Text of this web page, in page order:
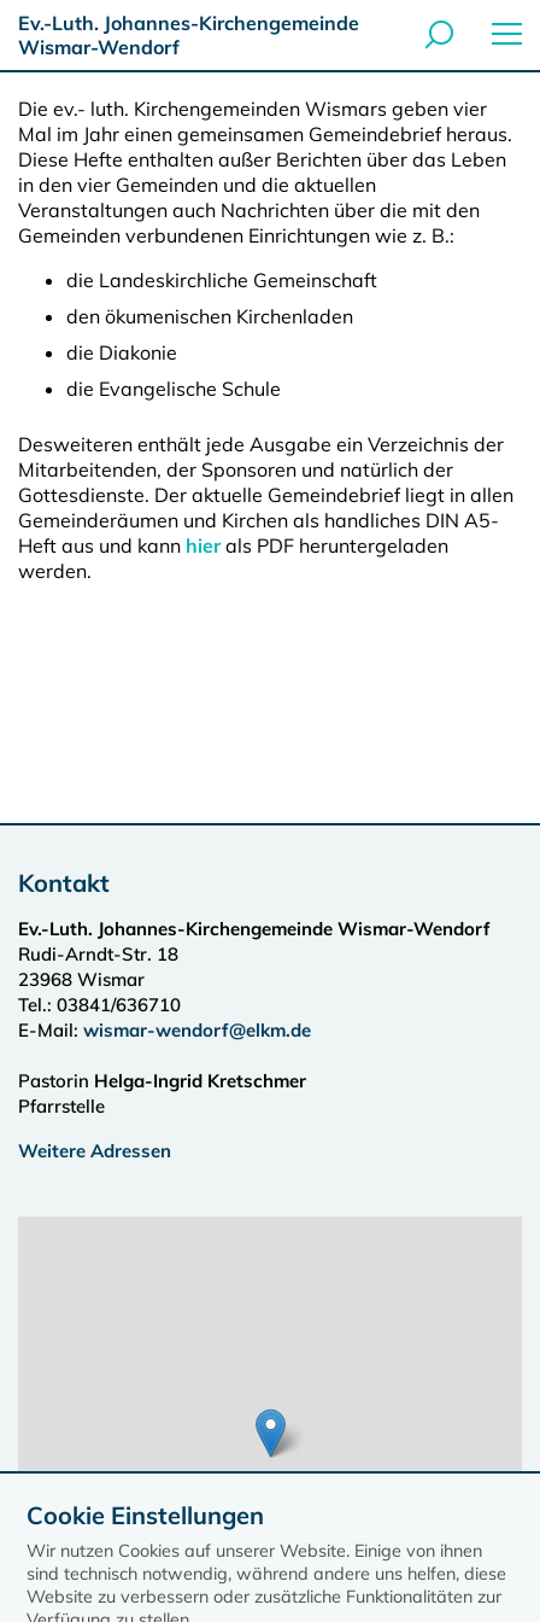
Ev.-Luth. Johannes-Kirchengemeinde
Wismar-Wendorf
Die ev.- luth. Kirchengemeinden Wismars geben vier
Mal im Jahr einen gemeinsamen Gemeindebrief heraus.
Diese Hefte enthalten außer Berichten über das Leben
in den vier Gemeinden und die aktuellen
Veranstaltungen auch Nachrichten über die mit den
Gemeinden verbundenen Einrichtungen wie z. B.:
die Landeskirchliche Gemeinschaft
den ökumenischen Kirchenladen
die Diakonie
die Evangelische Schule
Desweiteren enthält jede Ausgabe ein Verzeichnis der
Mitarbeitenden, der Sponsoren und natürlich der
Gottesdienste. Der aktuelle Gemeindebrief liegt in allen
Gemeinderäumen und Kirchen als handliches DIN A5-
Heft aus und kann hierals PDF heruntergeladen
werden.
Kontakt
Ev.-Luth. Johannes-Kirchengemeinde Wismar-Wendorf
Rudi-Arndt-Str. 18
23968 Wismar
Tel.: 03841/636710
E-Mail: wismar-wendorf@elkm.de
Pastorin Helga-Ingrid Kretschmer
Pfarrstelle
Weitere Adressen
Cookie Einstellungen
Wir nutzen Cookies auf unserer Website. Einige von ihnen
sind technisch notwendig, während andere uns helfen, diese
Website zu verbessern oder zusätzliche Funktionalitäten zur